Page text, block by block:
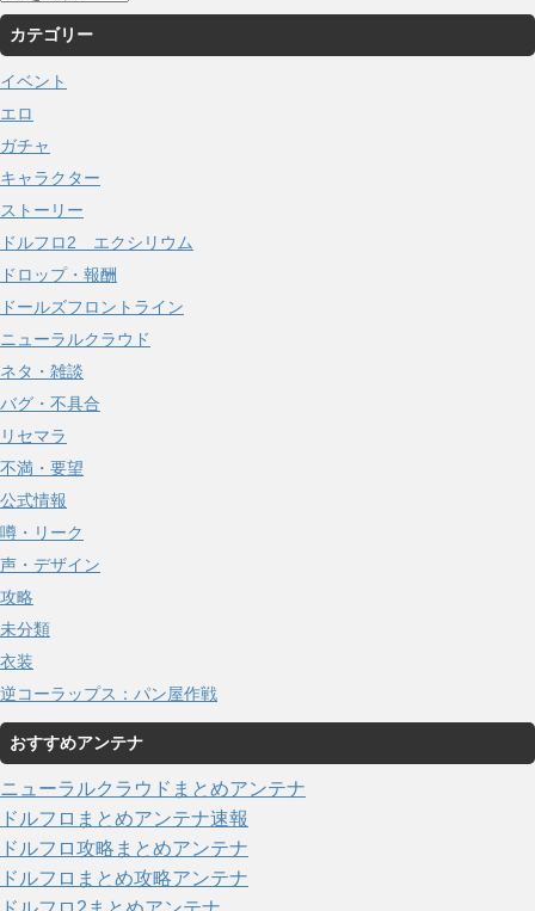
ー
カ
イ
ブ
カテゴリー
イベント
エロ
ガチャ
キャラクター
ストーリー
ドルフロ2 エクシリウム
ドロップ・報酬
ドールズフロントライン
ニューラルクラウド
ネタ・雑談
バグ・不具合
リセマラ
不満・要望
公式情報
噂・リーク
声・デザイン
攻略
未分類
衣装
逆コーラップス：パン屋作戦
おすすめアンテナ
ニューラルクラウドまとめアンテナ
ドルフロまとめアンテナ速報
ドルフロ攻略まとめアンテナ
ドルフロまとめ攻略アンテナ